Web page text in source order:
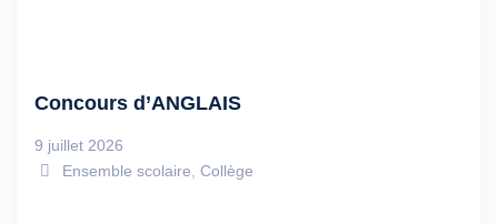
Concours d’ANGLAIS
9 juillet 2026
Ensemble scolaire Collège